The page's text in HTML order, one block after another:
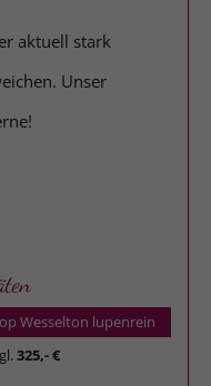
aktuell stark
Unser
Wesselton lupenrein
325,- €